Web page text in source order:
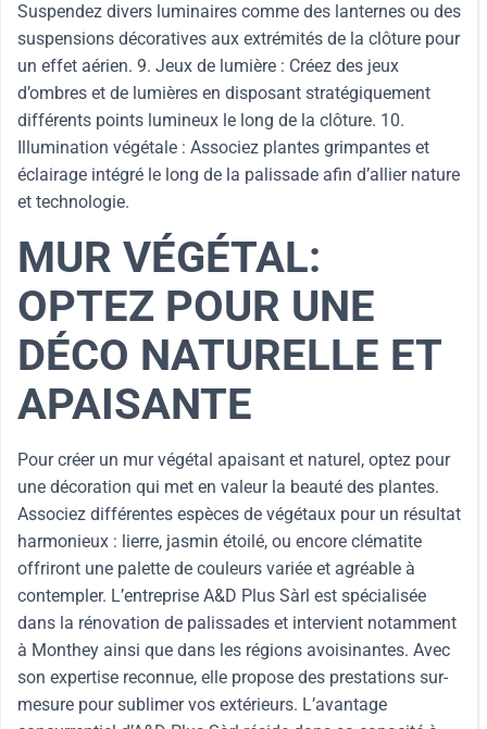
Suspendez divers luminaires comme des lanternes ou des
suspensions décoratives aux extrémités de la clôture pour
un effet aérien. 9. Jeux de lumière : Créez des jeux
d’ombres et de lumières en disposant stratégiquement
différents points lumineux le long de la clôture. 10.
Illumination végétale : Associez plantes grimpantes et
éclairage intégré le long de la palissade afin d’allier nature
et technologie.
MUR VÉGÉTAL:
OPTEZ POUR UNE
DÉCO NATURELLE ET
APAISANTE
Pour créer un mur végétal apaisant et naturel, optez pour
une décoration qui met en valeur la beauté des plantes.
Associez différentes espèces de végétaux pour un résultat
harmonieux : lierre, jasmin étoilé, ou encore clématite
offriront une palette de couleurs variée et agréable à
contempler. L’entreprise A&D Plus Sàrl est spécialisée
dans la rénovation de palissades et intervient notamment
à Monthey ainsi que dans les régions avoisinantes. Avec
son expertise reconnue, elle propose des prestations sur-
mesure pour sublimer vos extérieurs. L’avantage